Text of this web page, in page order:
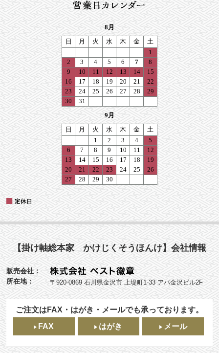
【掛け軸総本家 かけじくそうほんけ】会社情報
販売会社：
所在地：
〒920-0869 石川県金沢市 上堤町1-33 アパ金沢ビル2F
ご注文はFAX・はがき・メールでも承っております。
FAX
はがき メール